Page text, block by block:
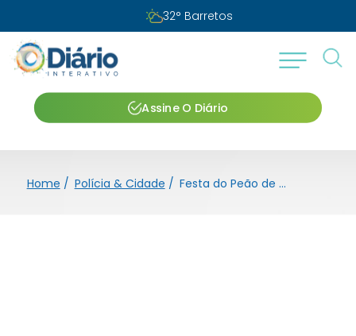
32° Barretos
Assine O Diário
Home / Polícia & Cidade / Festa do Peão de Barretos inicia venda de ingressos Acesso Parque para o dia 28